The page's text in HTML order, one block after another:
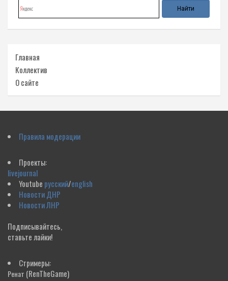
Главная
Коллектив
О сайте
Правила модерации
Проекты:
livejournal
Youtube русский/english
Новости ДНР
Новости ЛНР
Подписывайтесь,
ставьте лайки!
Стримеры:
Ренат (RenTheGame)